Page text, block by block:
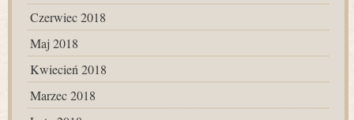
Czerwiec 2018
Maj 2018
Kwiecień 2018
Marzec 2018